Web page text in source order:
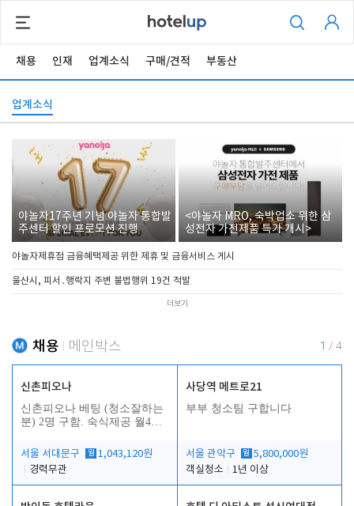
채용 인재 업계소식 구매/견적 부동산
업계소식
야놀자17주년 기념 야놀자 통합발
주센터 할인 프로모션 진행
<야놀자 MRO, 숙박업소 위한 삼
성전자 가전제품 특가 개시>
야놀자제휴점 금융혜택제공 위한 제휴 및 금융서비스 게시
울산시, 피서․행락지 주변 불법행위 19건 적발
더보기
채용 메인박스 1 / 4
신촌피오나
신촌피오나 베팅 (청소잘하는
분) 2명 구함. 숙식제공 월4회
서울 서대문구
월 1,043,120원
경력무관
사당역 메트로21
부부 청소팀 구합니다
서울 관악구 월 5,800,000원
객실청소
1년 이상